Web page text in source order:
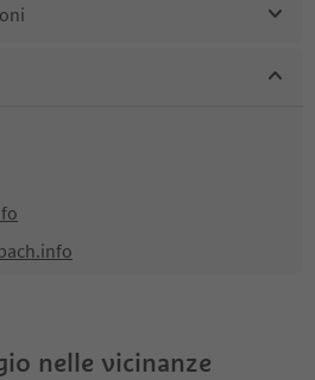
nelle vicinanze